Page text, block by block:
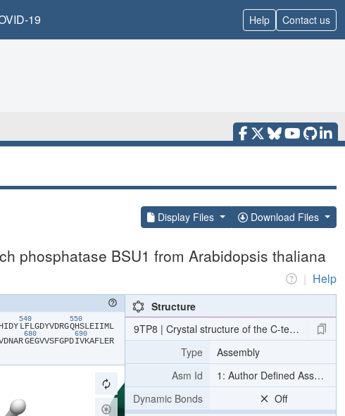
19 Help Contact us
Display Files Download Files
phosphatase BSU1 from Arabidopsis thaliana
| Help
​H​​I​​D​​Y​
540
​L​​F​​L​​G​​D​​Y​​V​​D​​R​​G​
550
​Q​​H​​S​​L​​E​​I​​I​​M​​L​
​D​​N​​A​​R​
680
​G​​E​​G​​V​​V​​S​​F​​G​​P​​D​
690
​I​​V​​K​​A​​F​​L​​E​​R​
Structure
9TP8 | Crystal structure of the C-terminal Ser/
Type
Assembly
Asm Id
1: Author Defined Assembly
Dynamic Bonds
Off